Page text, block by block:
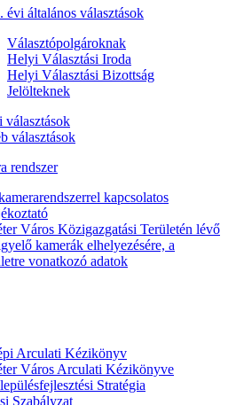
évi általános választások
Választópolgároknak
Helyi Választási Iroda
Helyi Választási Bizottság
Jelölteknek
választások
választások
rendszer
kapcsolatos
Város Közigazgatási Területén lévő
kamerák elhelyezésére, a
vonatkozó adatok
Arculati Kézikönyv
Város Arculati Kézikönyve
Stratégia
Szabályzat